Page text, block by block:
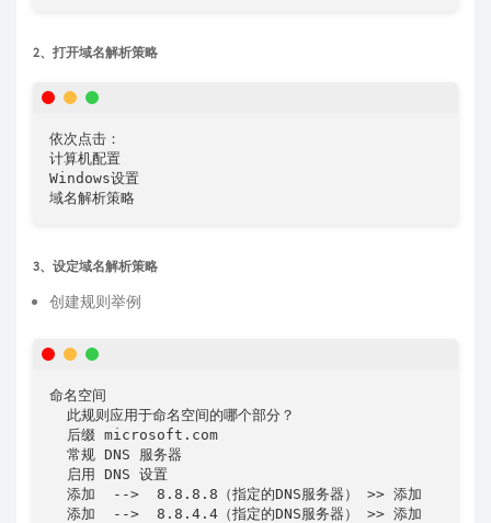
2、打开域名解析策略
依次点击：
计算机配置
Windows设置
域名解析策略
3、设定域名解析策略
创建规则举例
命名空间
  此规则应用于命名空间的哪个部分？
  后缀 microsoft.com
  常规 DNS 服务器
  启用 DNS 设置
  添加  -->  8.8.8.8（指定的DNS服务器） >> 添加
  添加  -->  8.8.4.4（指定的DNS服务器） >> 添加